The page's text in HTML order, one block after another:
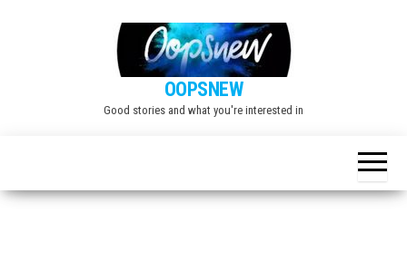
OOPSNEW
Good stories and what you're interested in